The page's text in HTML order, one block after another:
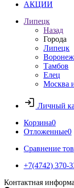
АКЦИИ
Липецк
Назад
Города
Липецк
Воронеж
Тамбов
Елец
Москва
Личный
Корзина0
Отложенные0
Сравнение
+7(4742) 370-
Контактная